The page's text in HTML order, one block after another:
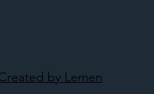
by Lemen